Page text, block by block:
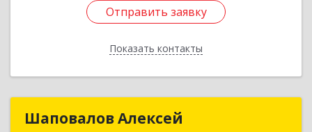
Отправить заявку
Показать контакты
Отправить заявку
Назад
Шаповалов АлексейШаповалов Алексей